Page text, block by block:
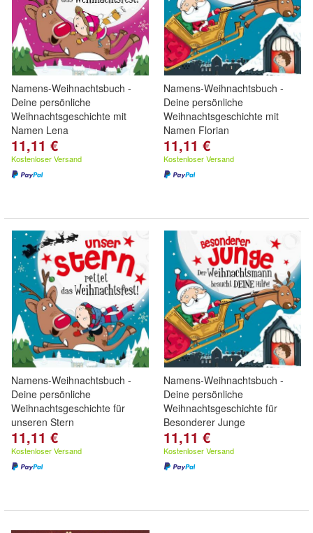
Namens-Weihnachtsbuch -
Deine persönliche
Weihnachtsgeschichte mit
Namen Lena
11,11 €
Kostenloser Versand
Namens-Weihnachtsbuch -
Deine persönliche
Weihnachtsgeschichte mit
Namen Florian
11,11 €
Kostenloser Versand
Namens-Weihnachtsbuch -
Deine persönliche
Weihnachtsgeschichte für
unseren Stern
11,11 €
Kostenloser Versand
Namens-Weihnachtsbuch -
Deine persönliche
Weihnachtsgeschichte für
Besonderer Junge
11,11 €
Kostenloser Versand